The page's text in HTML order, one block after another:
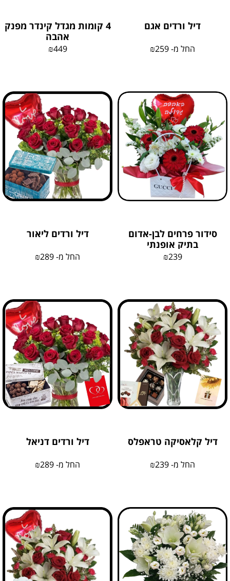
דיל ורדים אגם
החל מ- ₪259
4 קומות מגדל קינדר מפנק
אהבה
₪449
סידור פרחים לבן-אדום
בתיק אופנתי
₪239
דיל ורדים ליאור
החל מ- ₪289
דיל קלאסיקה טראפלס
החל מ- ₪239
דיל ורדים דניאל
החל מ- ₪289